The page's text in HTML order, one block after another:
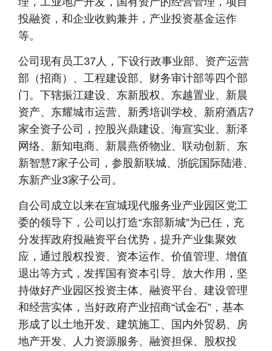
投融资，和企业收购兼并，产业投资基金运作
等。
公司现有员工37人，下设行政事业部、资产运营
部（招商）、工程建设部、财务审计部等四个部
门。下辖振江建设、东新股权、东越置业、新晨
资产、东耀城市运营、新秀培训学校、新府酒店7
家全资子公司，控股兴鼎建设、海宣实业、新泽
网络、新知电商、新晨燕侨物业、联动创新、东
新智慧7家子公司，参股新联城、浙皖国际陆港、
东新产业3家子公司。
自公司成立以来在宣城现代服务业产业园区党工
委的领导下，公司以打造“东部新城”为已任，充
分发挥政府投融资平台优势，提升产业集聚效
应，通过股权投资、资本运作、价值管理、增值
退出等方式，发挥国有资本引导、放大作用，坚
持做好产业园区投资主体、融资平台、建设管理
和经营实体，当好政府产业招商“试金石”，基本
形成了以土地开发、建筑施工、国内外贸易、房
地产开发、人力资源服务、融资担保、股权投